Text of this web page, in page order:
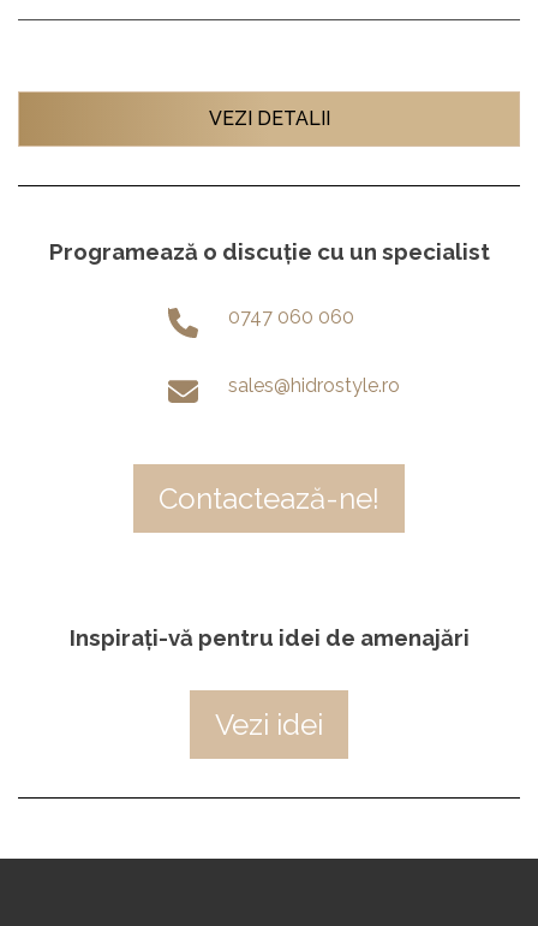
VEZI DETALII
Programează o discuție cu un specialist
0747 060 060
sales@hidrostyle.ro
Contactează-ne!
Inspirați-vă pentru idei de amenajări
Vezi idei